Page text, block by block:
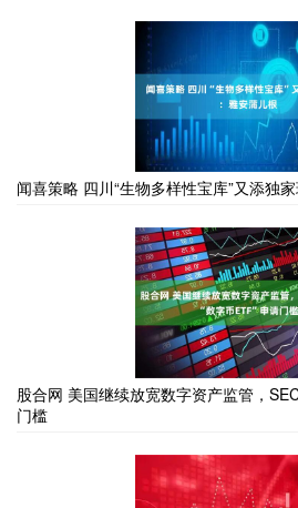
闻喜策略 四川“生物多样性宝库”又添独
股合网 美国继续放宽数字资产监管，
门槛